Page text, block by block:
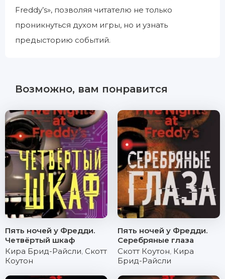
Freddy’s», позволяя читателю не только
проникнуться духом игры, но и узнать
предысторию событий.
Возможно, вам понравится
Пять ночей у Фредди.
Четвёртый шкаф
Кира Брид-Райсли, Скотт
Коутон
Пять ночей у Фредди.
Серебряные глаза
Скотт Коутон, Кира
Брид-Райсли